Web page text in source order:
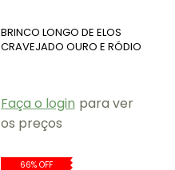
BRINCO LONGO DE ELOS
CRAVEJADO OURO E RÓDIO
Faça o login para ver
os preços
66% OFF